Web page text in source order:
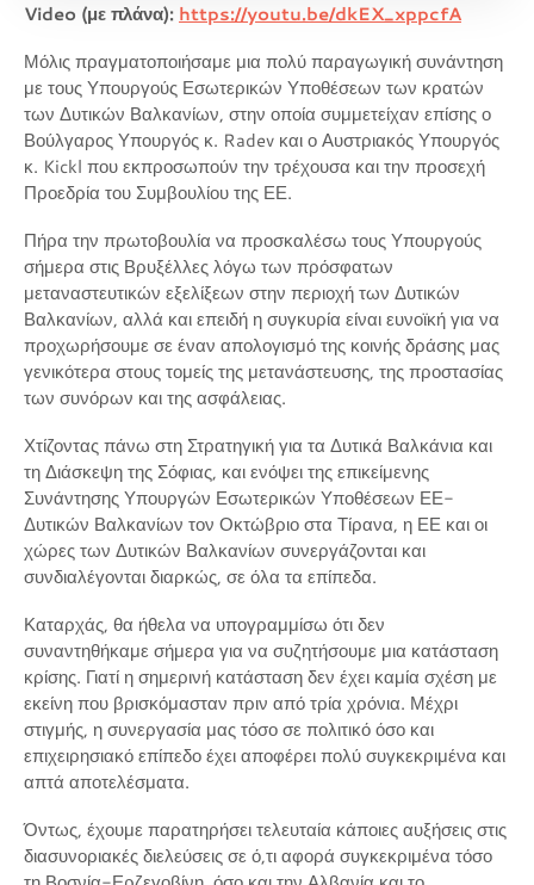
Video (με πλάνα): https://youtu.be/dkEX_xppcfA
Μόλις πραγματοποιήσαμε μια πολύ παραγωγική συνάντηση
με τους Υπουργούς Εσωτερικών Υποθέσεων των κρατών
των Δυτικών Βαλκανίων, στην οποία συμμετείχαν επίσης ο
Βούλγαρος Υπουργός κ. Radev και ο Αυστριακός Υπουργός
κ. Kickl που εκπροσωπούν την τρέχουσα και την προσεχή
Προεδρία του Συμβουλίου της ΕΕ.
Πήρα την πρωτοβουλία να προσκαλέσω τους Υπουργούς
σήμερα στις Βρυξέλλες λόγω των πρόσφατων
μεταναστευτικών εξελίξεων στην περιοχή των Δυτικών
Βαλκανίων, αλλά και επειδή η συγκυρία είναι ευνοϊκή για να
προχωρήσουμε σε έναν απολογισμό της κοινής δράσης μας
γενικότερα στους τομείς της μετανάστευσης, της προστασίας
των συνόρων και της ασφάλειας.
Χτίζοντας πάνω στη Στρατηγική για τα Δυτικά Βαλκάνια και
τη Διάσκεψη της Σόφιας, και ενόψει της επικείμενης
Συνάντησης Υπουργών Εσωτερικών Υποθέσεων ΕΕ-
Δυτικών Βαλκανίων τον Οκτώβριο στα Τίρανα, η ΕΕ και οι
χώρες των Δυτικών Βαλκανίων συνεργάζονται και
συνδιαλέγονται διαρκώς, σε όλα τα επίπεδα.
Καταρχάς, θα ήθελα να υπογραμμίσω ότι δεν
συναντηθήκαμε σήμερα για να συζητήσουμε μια κατάσταση
κρίσης. Γιατί η σημερινή κατάσταση δεν έχει καμία σχέση με
εκείνη που βρισκόμασταν πριν από τρία χρόνια. Μέχρι
στιγμής, η συνεργασία μας τόσο σε πολιτικό όσο και
επιχειρησιακό επίπεδο έχει αποφέρει πολύ συγκεκριμένα και
απτά αποτελέσματα.
Όντως, έχουμε παρατηρήσει τελευταία κάποιες αυξήσεις στις
διασυνοριακές διελεύσεις σε ό,τι αφορά συγκεκριμένα τόσο